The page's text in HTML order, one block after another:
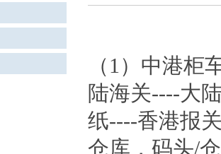
（1）中港
陆海关----大
纸----香港报
仓库，码头/